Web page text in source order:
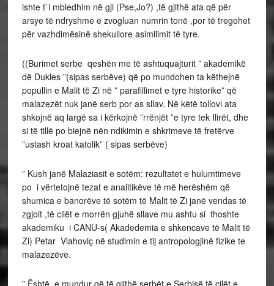
ishte t`i mbledhim në gji (Pse,Jo?) ,të gjithë ata që për
arsye të ndryshme e zvogluan numrin tonë ,por të tregohet
për vazhdimësinë shekullore asimilimit të tyre.
((Burimet serbe qeshën me të ashtuquajturit ” akademikë
dë Dukles ”(sipas serbëve) që po mundohen ta këthejnë
popullin e Malit të Zi në ” parafillimet e tyre historike” që
malazezët nuk janë serb por as sllav. Në këtë tollovi ata
shkojnë aq largë sa i kërkojnë ”rrënjët ”e tyre tek Ilirët, dhe
si të tillë po biejnë nën ndikimin e shkrimeve të fretërve
”ustash kroat katolik” ( sipas serbëve)
” Kush janë Malaziasit e sotëm: rezultatet e hulumtimeve
po i vërtetojnë tezat e analitikëve të më herëshëm që
shumica e banorëve të sotëm të Malit të Zi janë vendas të
zgjoit ,të cilët e morrën gjuhë sllave mu ashtu si thoshte
akademiku i CANU-s( Akadedemia e shkencave të Malit të
Zi) Petar Vlahoviç në studimin e tij antropologjinë fizike te
malazezëve.
” Është e mundur që të gjithë serbët e Serbisë të cilët e